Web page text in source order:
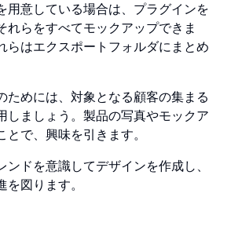
用意している場合は、プラグインを
れらをすべてモックアップできま
らはエクスポートフォルダにまとめ
ためには、対象となる顧客の集まる
しましょう。製品の写真やモックア
とで、興味を引きます。
ンドを意識してデザインを作成し、
図ります。